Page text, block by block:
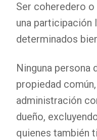
Ser coheredero
una participación
determinados
Ninguna persona
propiedad
administración
dueño,
quienes también